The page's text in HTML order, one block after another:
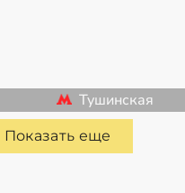
Тушинская
Показать еще